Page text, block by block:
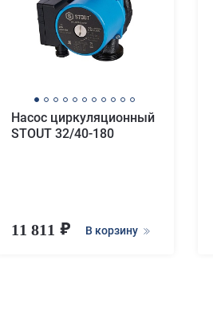
Насос циркуляционный
STOUT 32/40-180
11 811 В корзину